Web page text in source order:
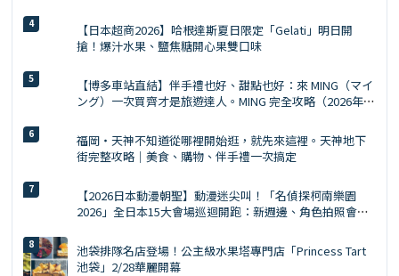
【日本超商2026】哈根達斯夏日限定「Gelati」明日開
搶！爆汁水果、鹽焦糖開心果雙口味
【博多車站直結】伴手禮也好、甜點也好：來 MING（マイ
ング）一次買齊才是旅遊達人。MING 完全攻略（2026年
福岡・天神不知道從哪裡開始逛，就先來這裡。天神地下
街完整攻略｜美食、購物、伴手禮一次搞定
【2026日本動漫朝聖】動漫迷尖叫！「名偵探柯南樂園
2026」全日本15大會場巡迴開跑：新週邊、角色拍照會、
池袋排隊名店登場！公主級水果塔專門店「Princess Tart
池袋」2/28華麗開幕